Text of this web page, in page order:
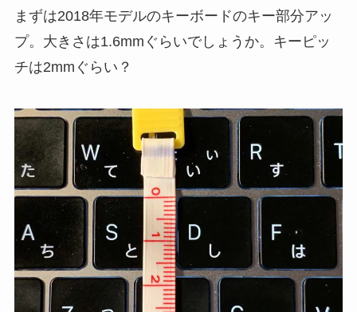
まずは2018年モデルのキーボードのキー部分アッ
プ。大きさは1.6mmぐらいでしょうか。キーピッ
チは2mmぐらい？